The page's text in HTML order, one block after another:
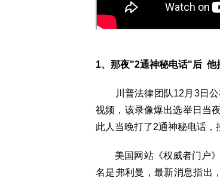
1、那夜"2通神秘电话"后 他
川普法律团队12月3日公
视频，该录像爆出选举日当
此人当晚打了2通神秘电话，
美国网站《权威者门户》
名是弗利曼，最新消息指出